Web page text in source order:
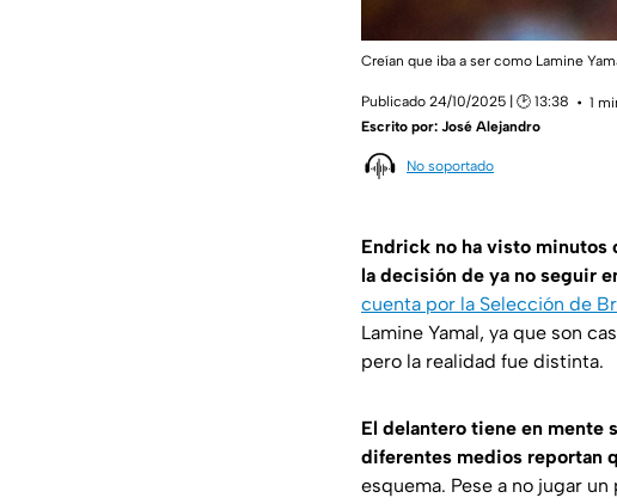
Creían que iba a ser como Lamine
Publicado 24/10/2025 | 🕑 13:38
1
Escrito por: José Alejandro
No soportado
Endrick no ha visto minutos
la decisión de ya no seguir
cuenta por la Selección de
Lamine Yamal, ya que son
pero la realidad fue distinta.
El delantero tiene en mente
diferentes medios reportan
esquema. Pese a no jugar